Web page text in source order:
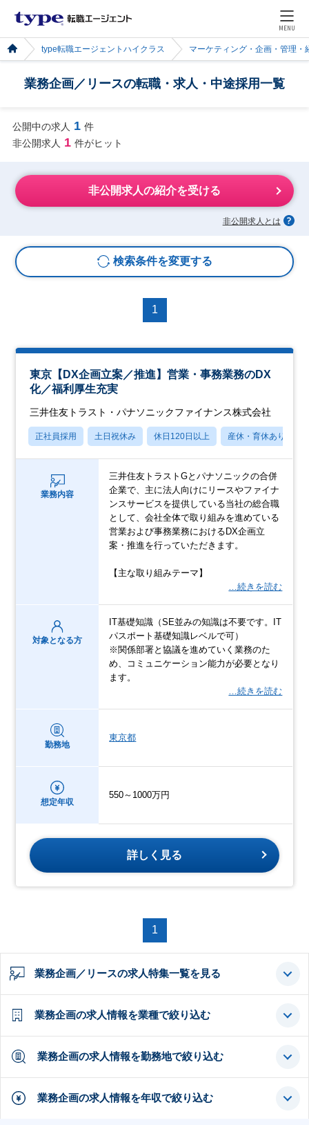
MENU
type転職エージェントハイクラス マーケティング・企画・管理・
業務企画／リースの転職・求人・中途採用一覧
公開中の求人 1 件
非公開求人 1 件がヒット
非公開求人の紹介を受ける
非公開求人とは
検索条件を変更する
1
東京【DX企画立案／推進】営業・事務業務のDX
化／福利厚生充実
三井住友トラスト・パナソニックファイナンス株式会社
正社員採用 土日祝休み 休日120日以上 産休・育休あり
業務内容
三井住友トラストGとパナソニックの合併
企業で、主に法人向けにリースやファイナ
ンスサービスを提供している当社の総合職
として、会社全体で取り組みを進めている
営業および事務業務におけるDX企画立
案・推進を行っていただきます。
【主な取り組みテーマ】
…続きを読む
対象となる方
IT基礎知識（SE並みの知識は不要です。IT
パスポート基礎知識レベルで可）
※関係部署と協議を進めていく業務のた
め、コミュニケーション能力が必要となり
ます。
…続きを読む
勤務地
東京都
想定年収
550～1000万円
詳しく見る
1
業務企画／リースの求人特集一覧を見る
業務企画の求人情報を業種で絞り込む
業務企画の求人情報を勤務地で絞り込む
業務企画の求人情報を年収で絞り込む